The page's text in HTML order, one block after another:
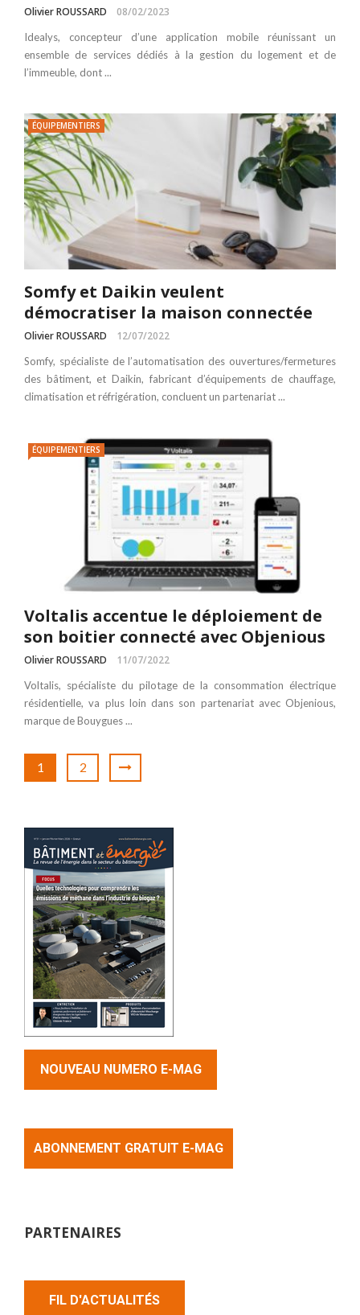
Olivier ROUSSARD 08/02/2023
Idealys, concepteur d’une application mobile réunissant un
ensemble de services dédiés à la gestion du logement et de
l’immeuble, dont ...
ÉQUIPEMENTIERS
Somfy et Daikin veulent
démocratiser la maison connectée
Olivier ROUSSARD 12/07/2022
Somfy, spécialiste de l’automatisation des ouvertures/fermetures
des bâtiment, et Daikin, fabricant d’équipements de chauffage,
climatisation et réfrigération, concluent un partenariat ...
ÉQUIPEMENTIERS
Voltalis accentue le déploiement de
son boitier connecté avec Objenious
Olivier ROUSSARD 11/07/2022
Voltalis, spécialiste du pilotage de la consommation électrique
résidentielle, va plus loin dans son partenariat avec Objenious,
marque de Bouygues ...
1 2
NOUVEAU NUMERO E-MAG
ABONNEMENT GRATUIT E-MAG
PARTENAIRES
FIL D'ACTUALITÉS